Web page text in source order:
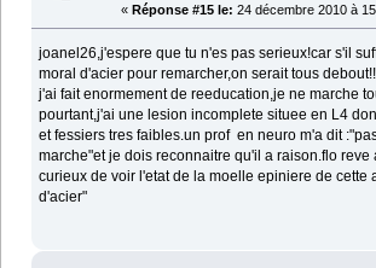
« Réponse #15 le: 24 décembre 2010 à
joanel26,j'espere que tu n'es pas serieux!car s'il
moral d'acier pour remarcher,on serait tous debout!!
j'ai fait enormement de reeducation,je ne marche
pourtant,j'ai une lesion incomplete situee en L4
et fessiers tres faibles.un prof en neuro m'a dit
marche"et je dois reconnaitre qu'il a raison.flo reve
curieux de voir l'etat de la moelle epiniere de cette
d'acier"